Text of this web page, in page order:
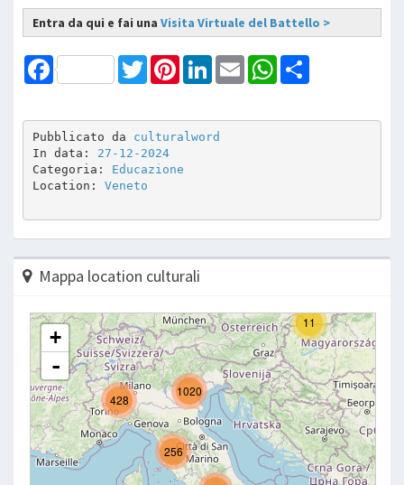
Entra da qui e fai una Visita Virtuale del Battello >
Facebook TwitterPinterestLinkedInEmail WhatsApp
Pubblicato da culturalword
In data: 27-12-2024
Categoria: Educazione
Location: Veneto
Mappa location culturali